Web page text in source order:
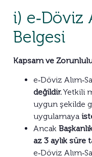
i) e‑Döviz
Belgesi
Kapsam ve
e‑Döviz
değildir.Yetkili
uygun şekilde
uygulamaya
Ancak
az 3 aylık süre
e‑Döviz